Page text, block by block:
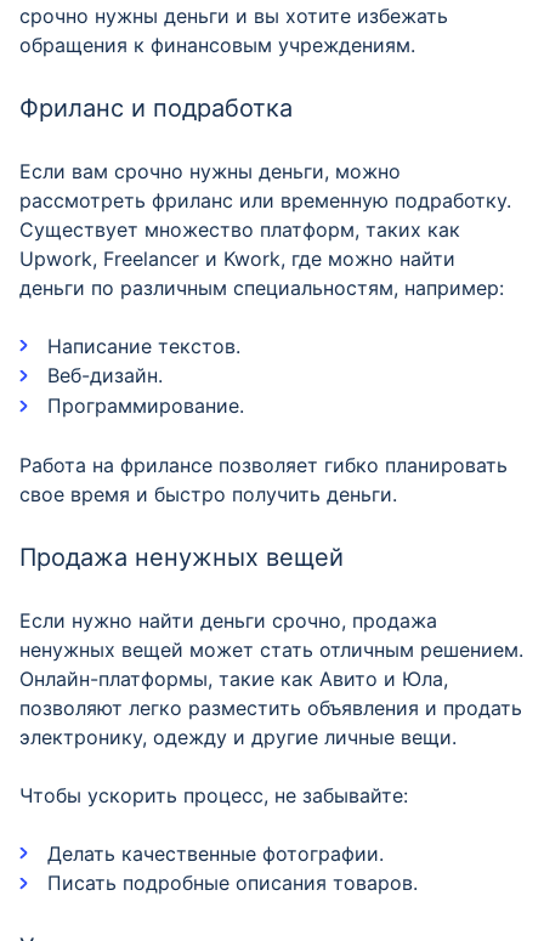
срочно нужны деньги и вы хотите избежать
обращения к финансовым учреждениям.
Фриланс и подработка
Если вам срочно нужны деньги, можно
рассмотреть фриланс или временную подработку.
Существует множество платформ, таких как
Upwork, Freelancer и Kwork, где можно найти
деньги по различным специальностям, например:
Написание текстов.
Веб-дизайн.
Программирование.
Работа на фрилансе позволяет гибко планировать
свое время и быстро получить деньги.
Продажа ненужных вещей
Если нужно найти деньги срочно, продажа
ненужных вещей может стать отличным решением.
Онлайн-платформы, такие как Авито и Юла,
позволяют легко разместить объявления и продать
электронику, одежду и другие личные вещи.
Чтобы ускорить процесс, не забывайте:
Делать качественные фотографии.
Писать подробные описания товаров.